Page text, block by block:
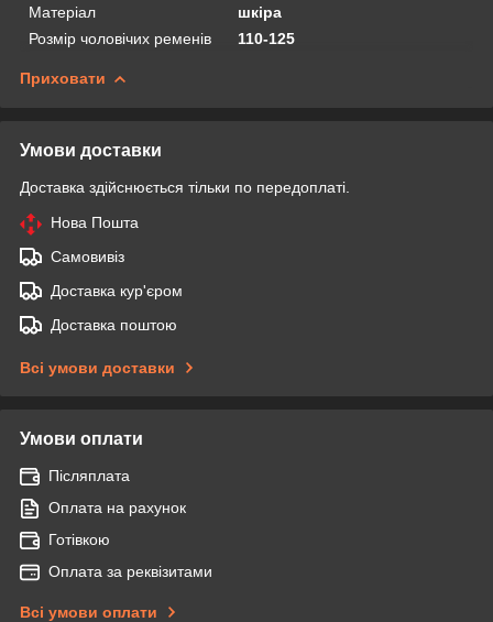
Матеріал
шкіра
Розмір чоловічих ременів
110-125
Приховати
Умови доставки
Доставка здійснюється тільки по передоплаті.
Нова Пошта
Самовивіз
Доставка кур'єром
Доставка поштою
Всі умови доставки
Умови оплати
Післяплата
Оплата на рахунок
Готівкою
Оплата за реквізитами
Всі умови оплати